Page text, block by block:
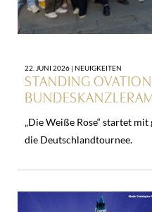
22. JUNI 2026 | NEUIGKEITEN
STANDING
„Die Weiße Rose“ startet
die Deutschlandtournee.